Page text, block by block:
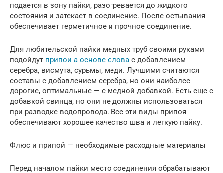
подается в зону пайки, разогревается до жидкого
состояния и затекает в соединение. После остывания
обеспечивает герметичное и прочное соединение.
Для любительской пайки медных труб своими руками
подойдут припои а основе олова с добавлением
серебра, висмута, сурьмы, меди. Лучшими считаются
составы с добавлением серебра, но они наиболее
дорогие, оптимальные — с медной добавкой. Есть еще с
добавкой свинца, но они не должны использоваться
при разводке водопровода. Все эти виды припоя
обеспечивают хорошее качество шва и легкую пайку.
Флюс и припой — необходимые расходные материалы
Перед началом пайки место соединения обрабатывают